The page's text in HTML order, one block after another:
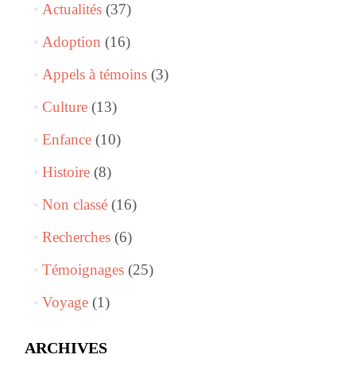
Actualités(37)
Adoption (16)
Appels à témoins(3)
Culture(13)
Enfance(10)
Histoire(8)
Non classé(16)
Recherches(6)
Témoignages(25)
Voyage(1)
ARCHIVES